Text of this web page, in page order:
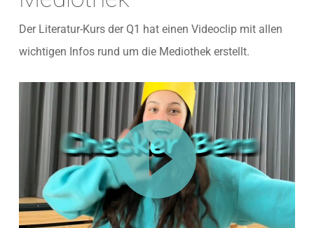
Der Literatur-Kurs der Q1 hat einen Videoclip mit allen
wichtigen Infos rund um die Mediothek erstellt.